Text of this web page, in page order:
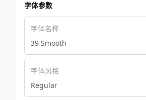
字体参数
字体名称
39 Smooth
字体风格
Regular